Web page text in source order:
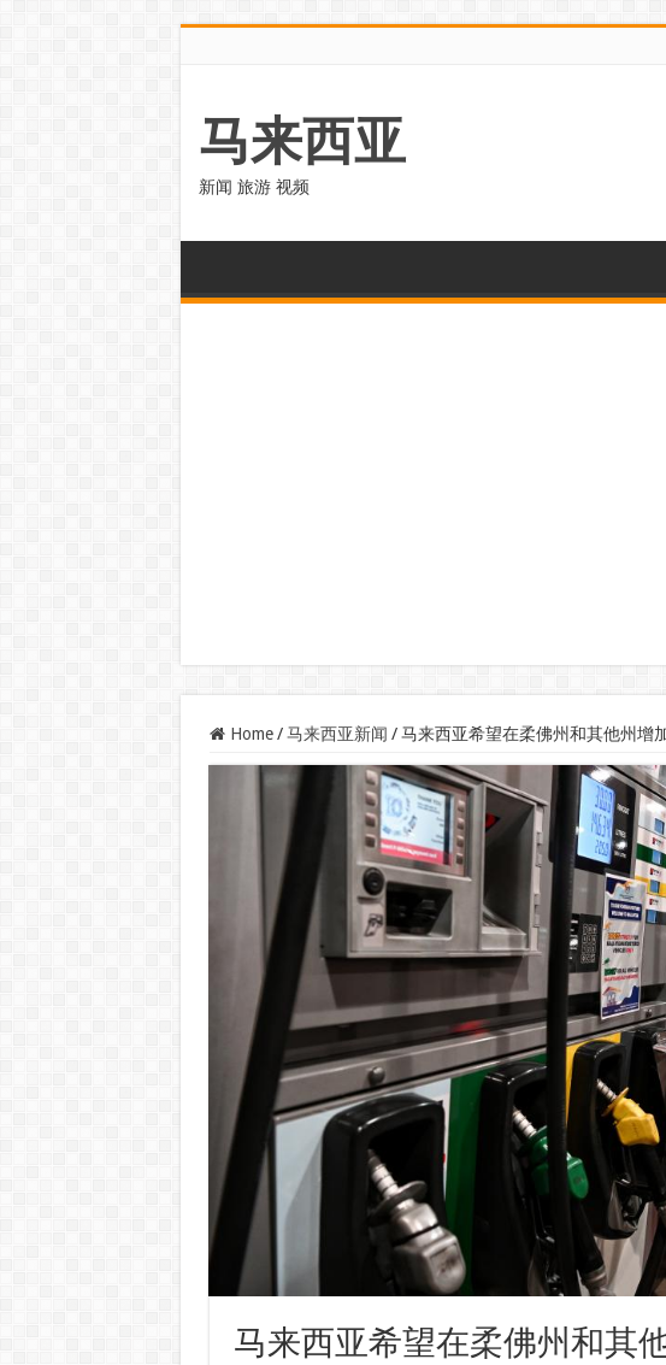
马来西亚
新闻 旅游 视频
Home / 马来西亚新闻 / 马来西亚希望在柔佛州和其他州增
马来西亚希望在柔佛州和其